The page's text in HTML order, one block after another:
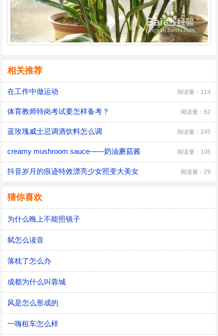
相关推荐
在工作中做运动 阅读量：114
体育教师特岗考试要怎样备考？ 阅读量：62
蓝玫瑰威士忌调酒饮料怎么调 阅读量：145
creamy mushroom sauce——奶油蘑菇酱 阅读量：106
抖音岁月的痕迹特效漂亮少女照变大美女 阅读量：29
猜你喜欢
为什么晚上不能照镜子
弑怎么读音
落枕了怎么办
成都为什么叫蓉城
风是怎么形成的
一嗨租车怎么样